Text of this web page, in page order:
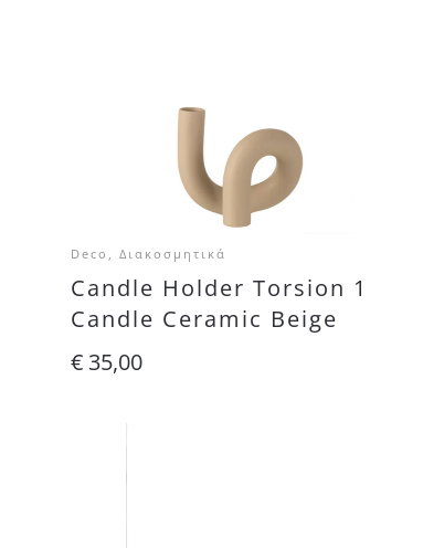
Deco, Διακοσμητικά
Candle Holder Torsion 1
Candle Ceramic Beige
€35,00